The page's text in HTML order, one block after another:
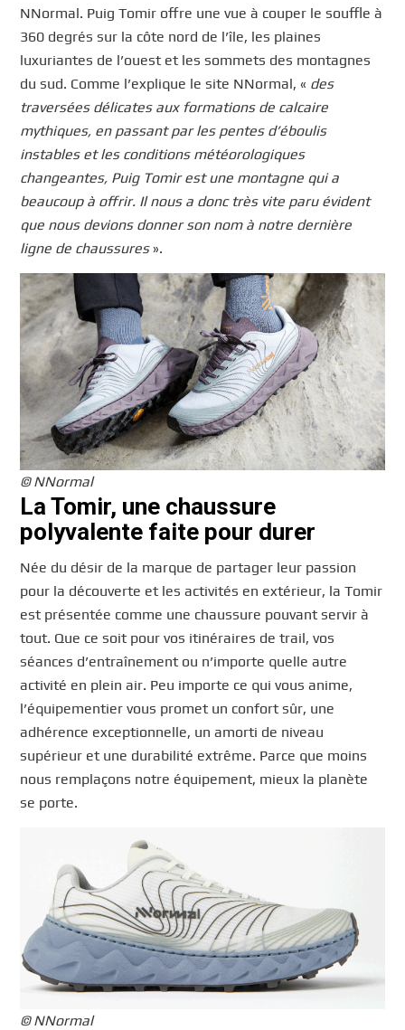
NNormal. Puig Tomir offre une vue à couper le souffle à
360 degrés sur la côte nord de l’île, les plaines
luxuriantes de l’ouest et les sommets des montagnes
du sud. Comme l’explique le site NNormal, « des
traversées délicates aux formations de calcaire
mythiques, en passant par les pentes d’éboulis
instables et les conditions météorologiques
changeantes, Puig Tomir est une montagne qui a
beaucoup à offrir. Il nous a donc très vite paru évident
que nous devions donner son nom à notre dernière
ligne de chaussures».
© NNormal
La Tomir, une chaussure
polyvalente faite pour durer
Née du désir de la marque de partager leur passion
pour la découverte et les activités en extérieur, la Tomir
est présentée comme une chaussure pouvant servir à
tout. Que ce soit pour vos itinéraires de trail, vos
séances d’entraînement ou n’importe quelle autre
activité en plein air. Peu importe ce qui vous anime,
l’équipementier vous promet un confort sûr, une
adhérence exceptionnelle, un amorti de niveau
supérieur et une durabilité extrême. Parce que moins
nous remplaçons notre équipement, mieux la planète
se porte.
© NNormal